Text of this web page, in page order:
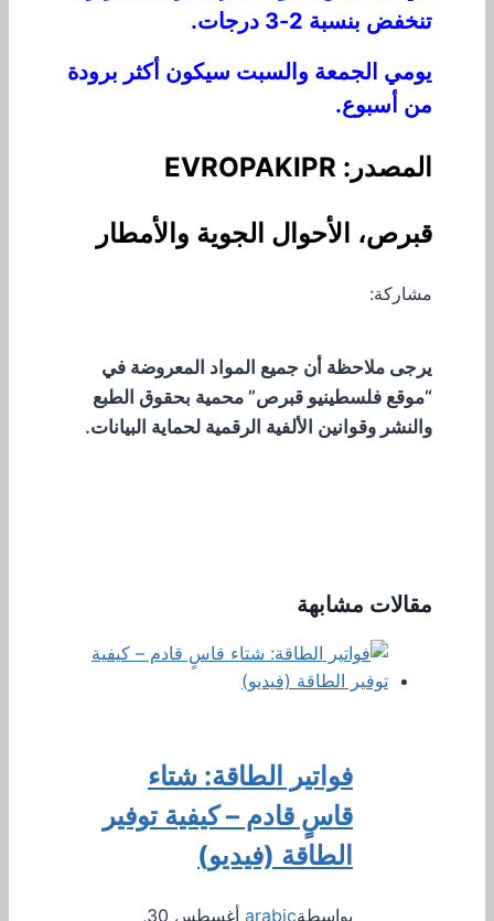
تنخفض بنسبة 2-3 درجات.
يومي الجمعة والسبت سيكون أكثر برودة
من أسبوع.
المصدر: EVROPAKIPR
قبرص، الأحوال الجوية والأمطار
مشاركة:
يرجى ملاحظة أن جميع المواد المعروضة في
“موقع فلسطينيو قبرص” محمية بحقوق الطبع
والنشر وقوانين الألفية الرقمية لحماية البيانات.
مقالات مشابهة
فواتير الطاقة: شتاء
قاسٍ قادم – كيفية توفير
الطاقة (فيديو)
بواسطةarabic أغسطس 30,